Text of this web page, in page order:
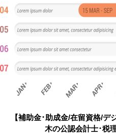
【補助金･助成金/在留資格/デ
木の公認会計士･税